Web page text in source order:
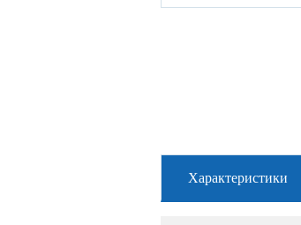
Характеристики